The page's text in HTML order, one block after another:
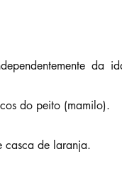
da
do peito (mamilo).
casca de laranja.